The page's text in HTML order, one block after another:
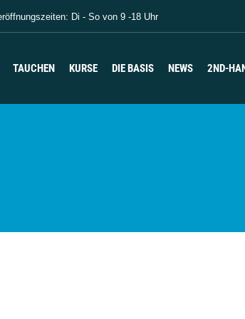
Di - So von 9 -18 Uhr
TAUCHEN KURSE DIE BASIS NEWS 2ND-
TAUCHEN KURSE DIE BASIS